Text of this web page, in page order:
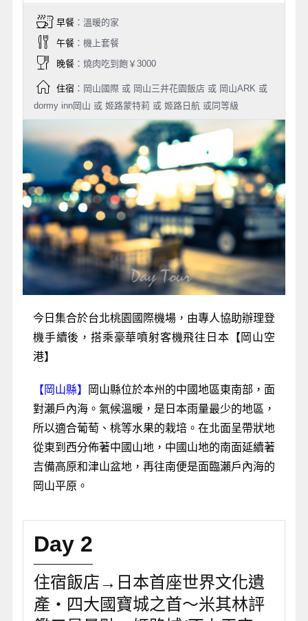
早餐：溫暖的家
午餐：機上套餐
晚餐：燒肉吃到飽￥3000
住宿：岡山國際 或 岡山三井花園飯店 或 岡山ARK 或
dormy inn岡山 或 姬路蒙特莉 或 姬路日航 或同等級
今日集合於台北桃園國際機場，由專人協助辦理登
機手續後，搭乘豪華噴射客機飛往日本【岡山空
港】
【岡山縣】
岡山縣位於本州的中國地區東南部，面
對瀨戶內海。氣候溫暖，是日本雨量最少的地區，
所以適合葡萄、桃等水果的栽培。在北面呈帶狀地
從東到西分佈著中國山地，中國山地的南面延續著
吉備高原和津山盆地，再往南便是面臨瀨戶內海的
岡山平原。
Day 2
住宿飯店→日本首座世界文化遺
產‧四大國寶城之首～米其林評